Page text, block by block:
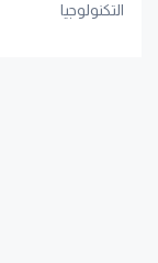
التكنولوجيا